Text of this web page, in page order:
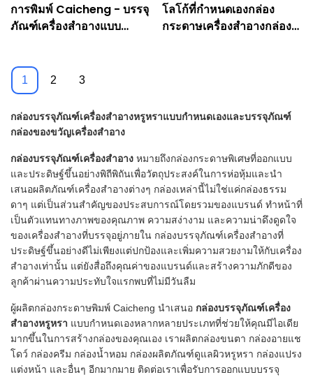
กล่องบรรจุภัณฑ์เครื่องสำอางหรูหราแบบกำหนดเองและบรรจุภัณฑ์
กล่องของขวัญเครื่องสำอาง
กล่องบรรจุภัณฑ์เครื่องสำอาง หมายถึงกล่องกระดาษพิเศษที่ออกแบบ
และประดิษฐ์ขึ้นอย่างพิถีพิถันเพื่อวัตถุประสงค์ในการห่อหุ้มและนำ
เสนอผลิตภัณฑ์เครื่องสำอางต่างๆ กล่องเหล่านี้ไม่ใช่แค่กล่องธรรม
ดาๆ แต่เป็นส่วนสำคัญของประสบการณ์โดยรวมของแบรนด์ ทำหน้าที่
เป็นตัวแทนทางภาพของคุณภาพ ความสง่างาม และความน่าดึงดูดใจ
ของเครื่องสำอางที่บรรจุอยู่ภายใน กล่องบรรจุภัณฑ์เครื่องสำอางที่
ประดิษฐ์ขึ้นอย่างดีไม่เพียงแต่ปกป้องและเพิ่มความสวยงามให้กับเครื่อง
สำอางเท่านั้น แต่ยังสื่อถึงคุณค่าของแบรนด์และสร้างความภักดีของ
ลูกค้าผ่านความประทับใจแรกพบที่ไม่มีวันลืม
ผู้ผลิตกล่องกระดาษพิมพ์ Caicheng นำเสนอ กล่องบรรจุภัณฑ์เครื่อง
สำอางหรูหรา แบบกำหนดเองหลากหลายประเภทที่ช่วยให้คุณมีไอเดีย
มากขึ้นในการสร้างกล่องของคุณเอง เราผลิตกล่องขนตา กล่องอายแช
โดว์ กล่องครีม กล่องน้ำหอม กล่องผลิตภัณฑ์ดูแลผิวหรูหรา กล่องแปรง
แต่งหน้า และอื่นๆ อีกมากมาย ติดต่อเราเพื่อรับการออกแบบบรรจุ
การพิมพ์ Caicheng - บรรจุ
ภัณฑ์เครื่องสำอางแบบ
พร้อมหน้าต่าง
โลโก้ที่กำหนดเองกล่อง
กระดาษเครื่องสำอางกล่อง
1 2 3